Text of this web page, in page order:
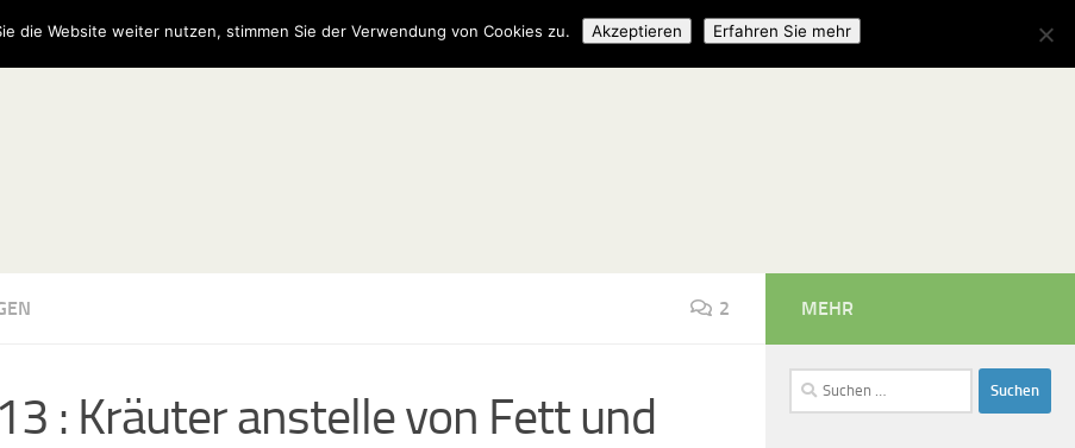
2
: Kräuter anstelle von Fett und
MEHR
Suchen
nach:
die Website weiter nutzen, stimmen Sie der Verwendung von Cookies zu. Akzeptieren Erfahren Sie mehr